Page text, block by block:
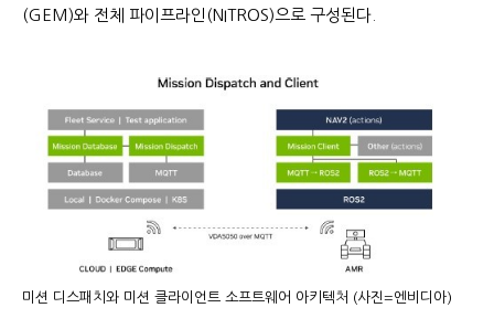
(GEM)와 전체 파이프라인(NITROS)으로 구성된다.
미션 디스패치와 미션 클라이언트 소프트웨어 아키텍처 (사진=엔비디아)